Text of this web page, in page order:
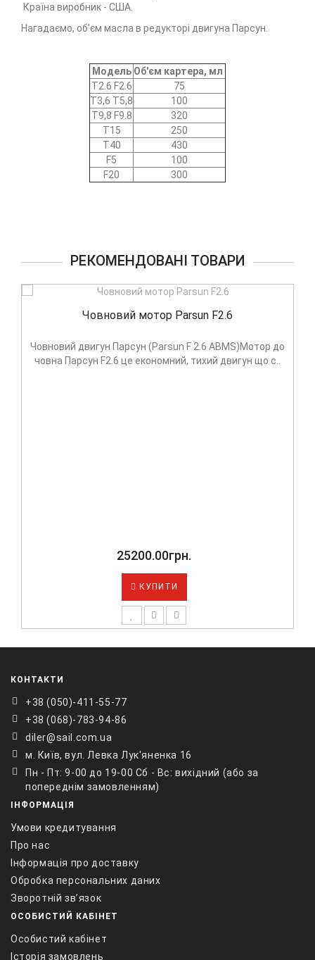
Країна виробник - США.
Нагадаємо, об'єм масла в редукторі двигуна Парсун.
Модель Об'єм картера, мл
T2.6 F2.6
75
Т3,6 Т5,8
100
Т9,8 F9.8
320
Т15
250
Т40
430
F5
100
F20
300
РЕКОМЕНДОВАНІ ТОВАРИ
до
Човновий мотор Parsun F15 ABMS
Чотиритактні човнові мотори серії 15 та 20 к.с.
Парсун мають однаковий об'єм двигуна, а
89100.00грн.
КОНТАКТИ
+38 ‎(050)-411-55-77
+38 (068)-783-94-86
diler@sail.com.ua
м. Київ, вул. Левка Лук'яненка 16
Пн - Пт: 9-00 до 19-00 Сб - Вс: вихідний (або за
попереднім замовленням)
ІНФОРМАЦІЯ
Умови кредитування
Про нас
Інформація про доставку
Обробка персональних даних
Зворотній зв’язок
ОСОБИСТИЙ КАБІНЕТ
Особистий кабінет
Історія замовлень